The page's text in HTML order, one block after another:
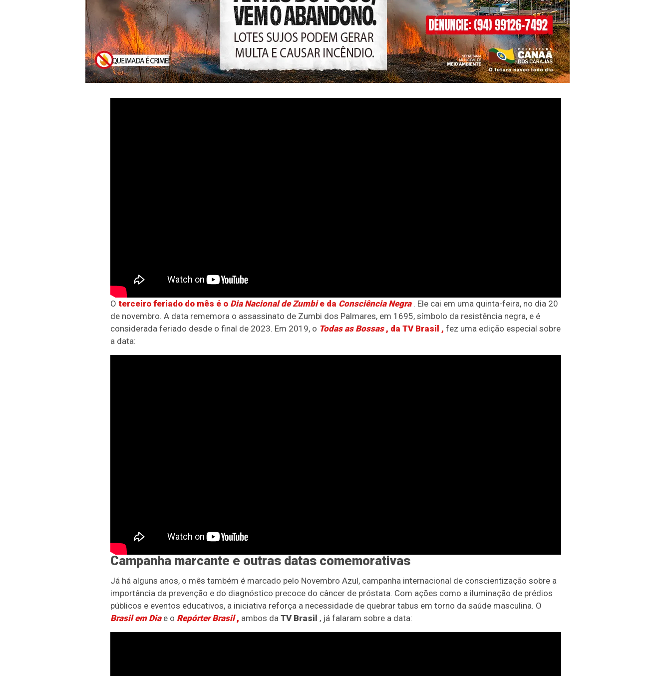
O terceiro feriado do mês é o Dia Nacional de Zumbie da Consciência Negra . Ele cai em uma quinta-feira, no dia 20
de novembro. A data rememora o assassinato de Zumbi dos Palmares, em 1695, símbolo da resistência negra, e é
considerada feriado desde o final de 2023. Em 2019, o Todas as Bossas, da TV Brasil , fez uma edição especial sobre
a data:
Campanha marcante e outras datas comemorativas
Já há alguns anos, o mês também é marcado pelo Novembro Azul, campanha internacional de conscientização sobre a
importância da prevenção e do diagnóstico precoce do câncer de próstata. Com ações como a iluminação de prédios
públicos e eventos educativos, a iniciativa reforça a necessidade de quebrar tabus em torno da saúde masculina. O
Brasil em Dia e o Repórter Brasil, ambos da TV Brasil , já falaram sobre a data: